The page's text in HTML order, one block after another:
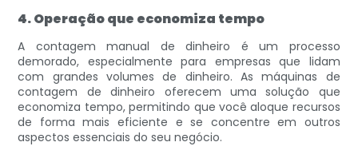
4. Operação que economiza tempo
A contagem manual de dinheiro é um processo
demorado, especialmente para empresas que lidam
com grandes volumes de dinheiro. As máquinas de
contagem de dinheiro oferecem uma solução que
economiza tempo, permitindo que você aloque recursos
de forma mais eficiente e se concentre em outros
aspectos essenciais do seu negócio.